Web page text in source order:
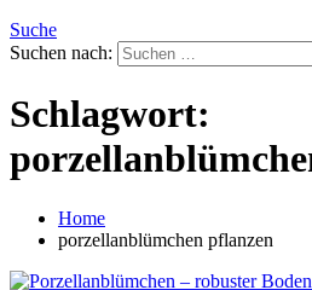
Suche
Suchen nach:
Schlagwort:
Home
porzellanblümchen pflanzen